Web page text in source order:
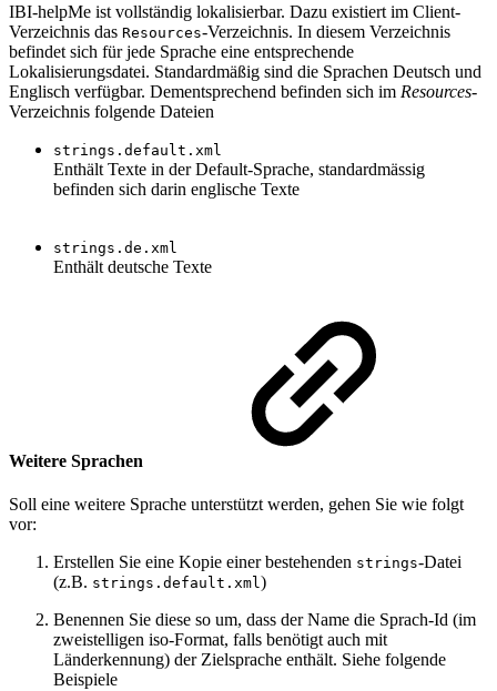
IBI-helpMe ist vollständig lokalisierbar. Dazu existiert im Client-
Verzeichnis das Resources-Verzeichnis. In diesem Verzeichnis
befindet sich für jede Sprache eine entsprechende
Lokalisierungsdatei. Standardmäßig sind die Sprachen Deutsch und
Englisch verfügbar. Dementsprechend befinden sich im Resources-
Verzeichnis folgende Dateien
strings.default.xml
Enthält Texte in der Default-Sprache, standardmässig
befinden sich darin englische Texte
strings.de.xml
Enthält deutsche Texte
Weitere Sprachen
Soll eine weitere Sprache unterstützt werden, gehen Sie wie folgt
vor:
Erstellen Sie eine Kopie einer bestehenden strings-Datei
(z.B. strings.default.xml)
Benennen Sie diese so um, dass der Name die Sprach-Id (im
zweistelligen iso-Format, falls benötigt auch mit
Länderkennung) der Zielsprache enthält. Siehe folgende
Beispiele